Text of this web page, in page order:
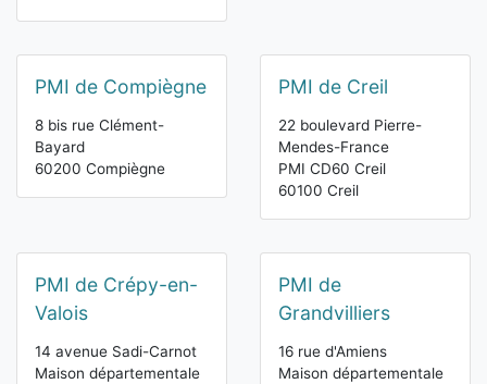
PMI de Compiègne
8 bis rue Clément-
Bayard
60200 Compiègne
PMI de Creil
22 boulevard Pierre-
Mendes-France
PMI CD60 Creil
60100 Creil
PMI de Crépy-en-
Valois
14 avenue Sadi-Carnot
Maison départementale
PMI de
Grandvilliers
16 rue d'Amiens
Maison départementale